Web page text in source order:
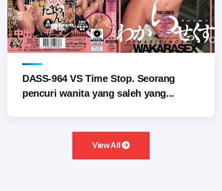
DASS-964 VS Time Stop. Seorang
pencuri wanita yang saleh yang...
View All